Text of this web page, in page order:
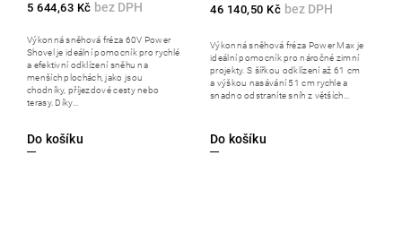
5 644,63 Kč
Do košíku
Výkonná sněhová fréza 60V Power
Shovel je ideální pomocník pro rychlé
a efektivní odklízení sněhu na
menších plochách, jako jsou
chodníky, příjezdové cesty nebo
terasy. Díky...
46 140,50 Kč
Do košíku
Výkonná sněhová fréza Power Max je
ideální pomocník pro náročné zimní
projekty. S šířkou odklízení až 61 cm
a výškou nasávání 51 cm rychle a
snadno odstraníte sníh z větších...